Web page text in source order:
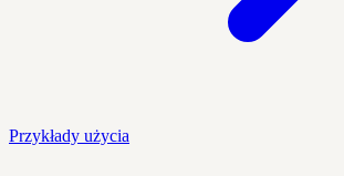
Przykłady użycia